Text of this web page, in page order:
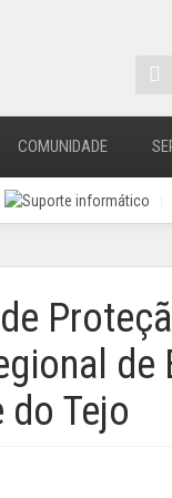
COMUNIDADE
de
do Tejo